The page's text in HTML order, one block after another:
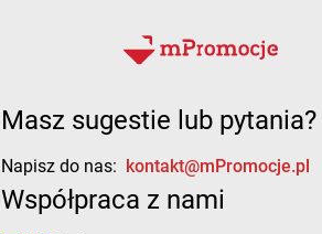
Masz sugestie lub pytania?
Napisz do nas: kontakt@mPromocje.pl
Współpraca z nami